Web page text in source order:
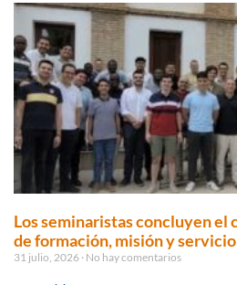
Los seminaristas concluyen el
de formación, misión y servicio
31 julio, 2026 No hay comentarios